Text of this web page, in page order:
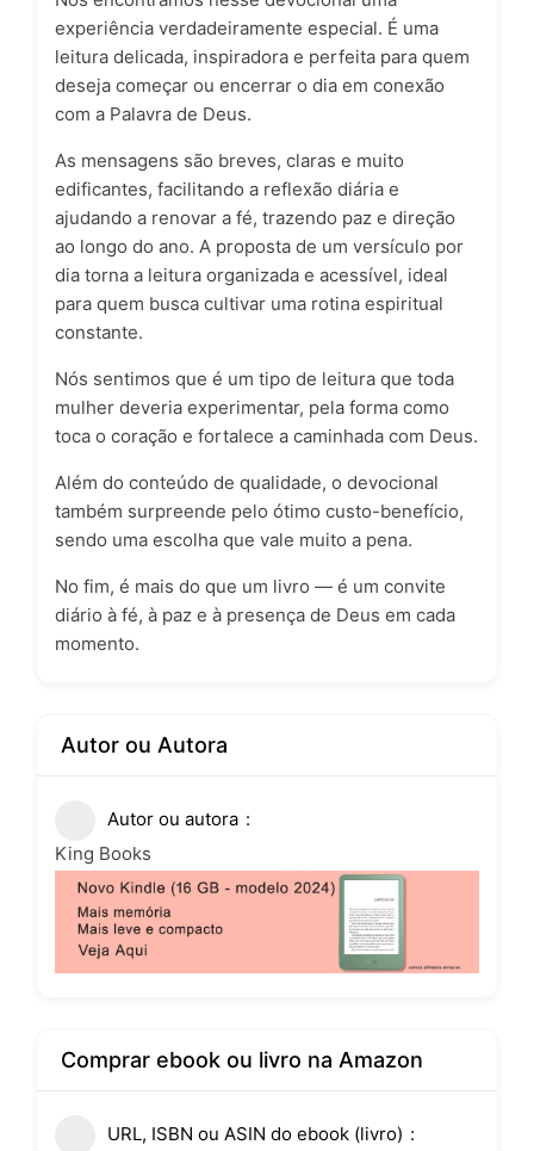
experiência verdadeiramente especial. É uma
leitura delicada, inspiradora e perfeita para quem
deseja começar ou encerrar o dia em conexão
com a Palavra de Deus.
As mensagens são breves, claras e muito
edificantes, facilitando a reflexão diária e
ajudando a renovar a fé, trazendo paz e direção
ao longo do ano. A proposta de um versículo por
dia torna a leitura organizada e acessível, ideal
para quem busca cultivar uma rotina espiritual
constante.
Nós sentimos que é um tipo de leitura que toda
mulher deveria experimentar, pela forma como
toca o coração e fortalece a caminhada com Deus.
Além do conteúdo de qualidade, o devocional
também surpreende pelo ótimo custo-benefício,
sendo uma escolha que vale muito a pena.
No fim, é mais do que um livro — é um convite
diário à fé, à paz e à presença de Deus em cada
momento.
Autor ou Autora
Autor ou autora
King Books
Comprar ebook ou livro na Amazon
URL, ISBN ou ASIN do ebook (livro)